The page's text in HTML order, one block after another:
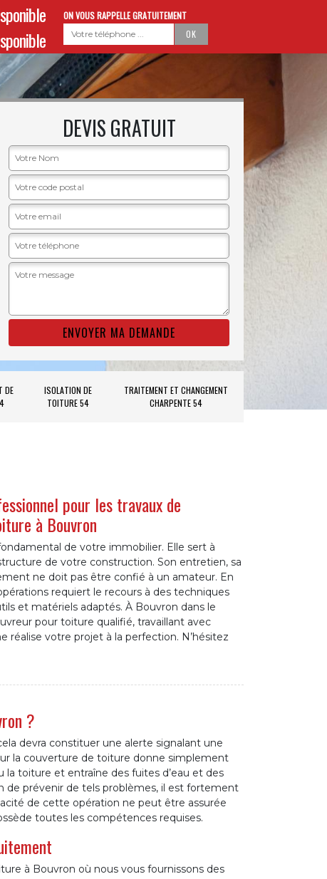
ON VOUS RAPPELLE GRATUITEMENT
DEVIS GRATUIT
DE
ISOLATION DE
TOITURE 54
TRAITEMENT ET CHANGEMENT
CHARPENTE 54
pour les travaux de
à Bouvron
de votre immobilier. Elle sert à
de votre construction. Son entretien, sa
ne doit pas être confié à un amateur. En
requiert le recours à des techniques
et matériels adaptés. À Bouvron dans le
pour toiture qualifié, travaillant avec
réalise votre projet à la perfection. N’hésitez
?
devra constituer une alerte signalant une
la couverture de toiture donne simplement
la toiture et entraîne des fuites d’eau et des
de prévenir de tels problèmes, il est fortement
de cette opération ne peut être assurée
toutes les compétences requises.
à Bouvron où nous vous fournissons des